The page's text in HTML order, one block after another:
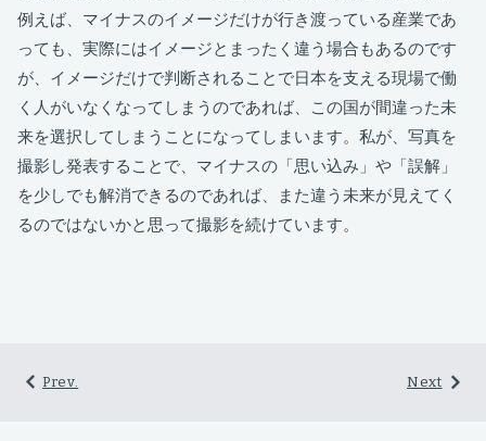
例えば、マイナスのイメージだけが行き渡っている産業であ
っても、実際にはイメージとまったく違う場合もあるのです
が、イメージだけで判断されることで日本を支える現場で働
く人がいなくなってしまうのであれば、この国が間違った未
来を選択してしまうことになってしまいます。私が、写真を
撮影し発表することで、マイナスの「思い込み」や「誤解」
を少しでも解消できるのであれば、また違う未来が見えてく
るのではないかと思って撮影を続けています。
Next
Prev.